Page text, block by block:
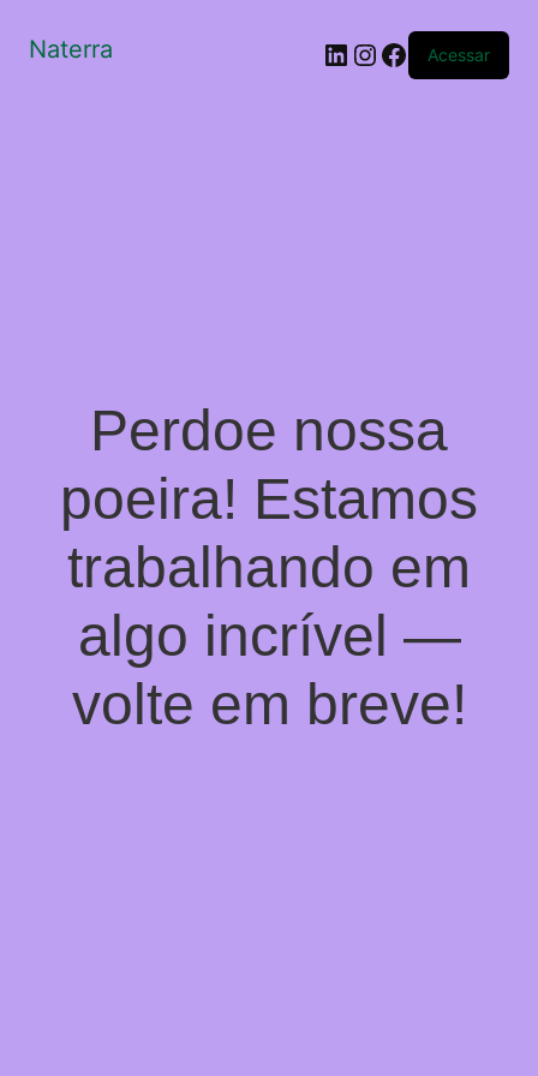
Naterra LinkedIn
Instagram
Facebook
Acessar
Perdoe nossa
poeira! Estamos
trabalhando em
algo incrível —
volte em breve!